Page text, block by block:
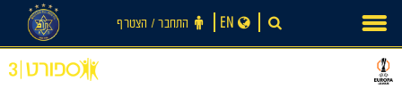
content
התחבר ‪/‬ הצטרף EN